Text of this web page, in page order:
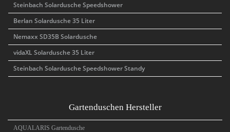
Steinbach Solardusche Speedshower
Berlan Solardusche 35 Liter
Nemaxx SD35B Solardusche
vidaXL Solardusche 35 Liter
Steinbach Solardusche Speedshower Standy
Gartenduschen Hersteller
AQUALARIS Gartendusche